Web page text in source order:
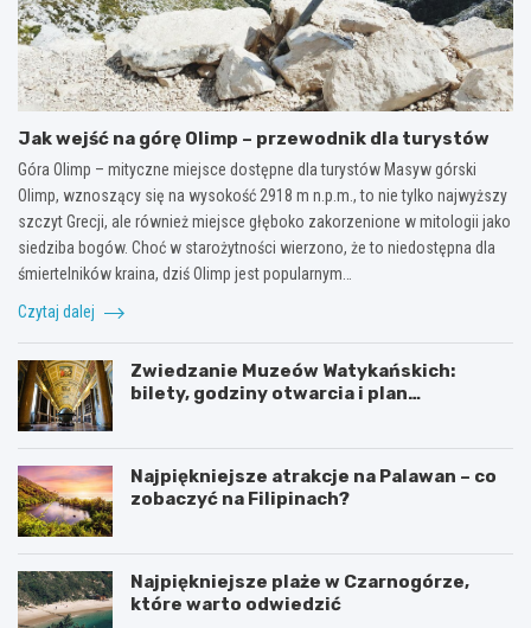
Jak wejść na górę Olimp – przewodnik dla turystów
Góra Olimp – mityczne miejsce dostępne dla turystów Masyw górski
Olimp, wznoszący się na wysokość 2918 m n.p.m., to nie tylko najwyższy
szczyt Grecji, ale również miejsce głęboko zakorzenione w mitologii jako
siedziba bogów. Choć w starożytności wierzono, że to niedostępna dla
śmiertelników kraina, dziś Olimp jest popularnym…
Czytaj dalej
Zwiedzanie Muzeów Watykańskich:
bilety, godziny otwarcia i plan
Najpiękniejsze atrakcje na Palawan – co
zobaczyć na Filipinach?
Najpiękniejsze plaże w Czarnogórze,
które warto odwiedzić